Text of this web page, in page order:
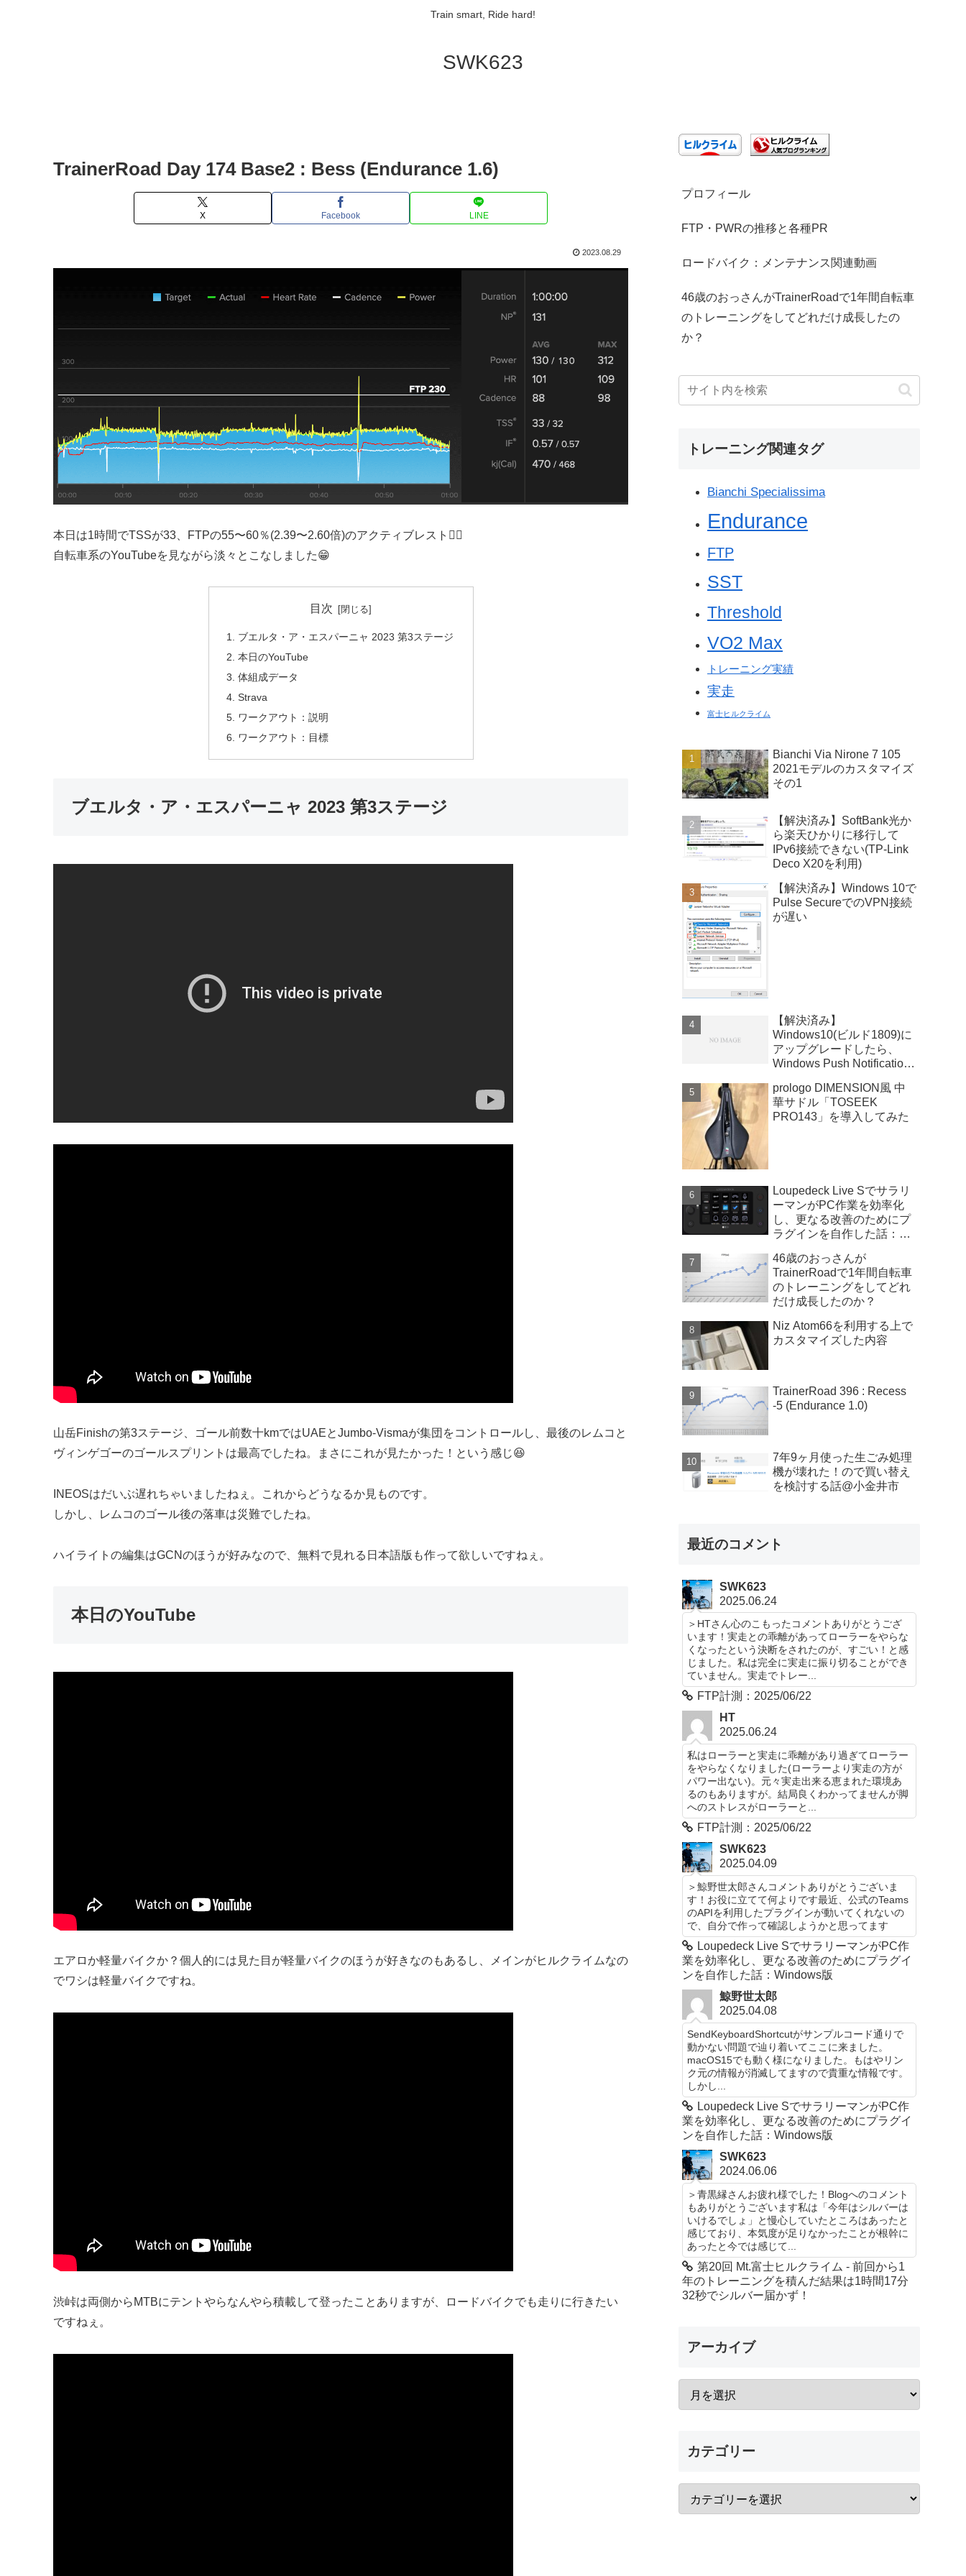
Train smart, Ride hard!
SWK623
TrainerRoad Day 174 Base2 : Bess (Endurance 1.6)
X Facebook LINE
2023.08.29
本日は1時間でTSSが33、FTPの55〜60％(2.39〜2.60倍)のアクティブレスト🚴‍♂️
自転車系のYouTubeを見ながら淡々とこなしました😁
目次
ブエルタ・ア・エスパーニャ 2023 第3ステージ
本日のYouTube
体組成データ
Strava
ワークアウト：説明
ワークアウト：目標
ブエルタ・ア・エスパーニャ 2023 第3ステージ
山岳Finishの第3ステージ、ゴール前数十kmではUAEとJumbo-Vismaが集団をコントロールし、最後のレムコと
ヴィンゲゴーのゴールスプリントは最高でしたね。まさにこれが見たかった！という感じ😆
INEOSはだいぶ遅れちゃいましたねぇ。これからどうなるか見ものです。
しかし、レムコのゴール後の落車は災難でしたね。
ハイライトの編集はGCNのほうが好みなので、無料で見れる日本語版も作って欲しいですねぇ。
本日のYouTube
エアロか軽量バイクか？個人的には見た目が軽量バイクのほうが好きなのもあるし、メインがヒルクライムなの
でワシは軽量バイクですね。
渋峠は両側からMTBにテントやらなんやら積載して登ったことありますが、ロードバイクでも走りに行きたい
ですねぇ。
プロフィール
FTP・PWRの推移と各種PR
ロードバイク：メンテナンス関連動画
46歳のおっさんがTrainerRoadで1年間自転車
のトレーニングをしてどれだけ成長したの
か？
トレーニング関連タグ
Bianchi Specialissima
Endurance
FTP
SST
Threshold
VO2 Max
トレーニング実績
実走
富士ヒルクライム
Bianchi Via Nirone 7 105
2021モデルのカスタマイズ
その1
【解決済み】SoftBank光か
ら楽天ひかりに移行して
IPv6接続できない(TP-Link
Deco X20を利用)
【解決済み】Windows 10で
Pulse SecureでのVPN接続
が遅い
【解決済み】
Windows10(ビルド1809)に
アップグレードしたら、
Windows Push Notifications
prologo DIMENSION風 中
華サドル「TOSEEK
PRO143」を導入してみた
Loupedeck Live Sでサラリ
ーマンがPC作業を効率化
し、更なる改善のためにプ
ラグインを自作した話：
46歳のおっさんが
TrainerRoadで1年間自転車
のトレーニングをしてどれ
だけ成長したのか？
Niz Atom66を利用する上で
カスタマイズした内容
TrainerRoad 396 : Recess
-5 (Endurance 1.0)
7年9ヶ月使った生ごみ処理
機が壊れた！ので買い替え
を検討する話@小金井市
最近のコメント
SWK623
2025.06.24
＞HTさん心のこもったコメントありがとうござ
います！実走との乖離があってローラーをやらな
くなったという決断をされたのが、すごい！と感
じました。私は完全に実走に振り切ることができ
ていません。実走でトレー...
FTP計測：2025/06/22
HT
2025.06.24
私はローラーと実走に乖離があり過ぎてローラー
をやらなくなりました(ローラーより実走の方が
パワー出ない)。元々実走出来る恵まれた環境あ
るのもありますが。結局良くわかってませんが脚
へのストレスがローラーと...
FTP計測：2025/06/22
SWK623
2025.04.09
＞鯨野世太郎さんコメントありがとうございま
す！お役に立てて何よりです最近、公式のTeams
のAPIを利用したプラグインが動いてくれないの
で、自分で作って確認しようかと思ってます
Loupedeck Live SでサラリーマンがPC作
業を効率化し、更なる改善のためにプラグイ
ンを自作した話：Windows版
鯨野世太郎
2025.04.08
SendKeyboardShortcutがサンプルコード通りで
動かない問題で辿り着いてここに来ました。
macOS15でも動く様になりました。もはやリン
ク元の情報が消滅してますので貴重な情報です。
しかし...
Loupedeck Live SでサラリーマンがPC作
業を効率化し、更なる改善のためにプラグイ
ンを自作した話：Windows版
SWK623
2024.06.06
＞青黒縁さんお疲れ様でした！Blogへのコメント
もありがとうございます私は「今年はシルバーは
いけるでしょ」と慢心していたところはあったと
感じており、本気度が足りなかったことが根幹に
あったと今では感じて...
第20回 Mt.富士ヒルクライム - 前回から1
年のトレーニングを積んだ結果は1時間17分
32秒でシルバー届かず！
アーカイブ
カテゴリー